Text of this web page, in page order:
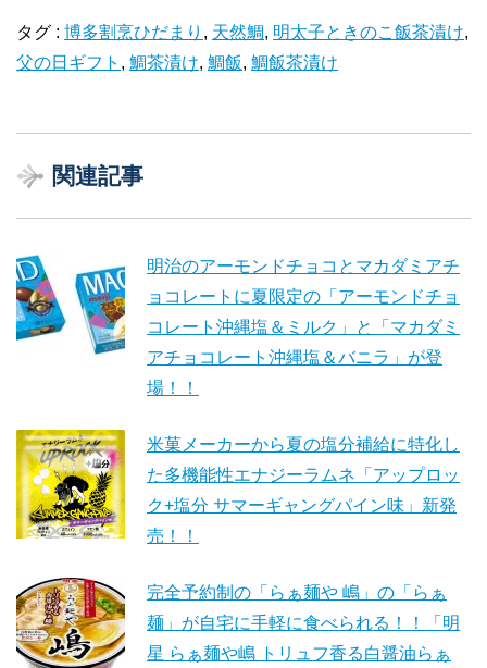
タグ : 博多割烹ひだまり , 天然鯛, 明太子ときのこ飯茶漬け,
父の日ギフト , 鯛茶漬け, 鯛飯, 鯛飯茶漬け
関連記事
明治のアーモンドチョコとマカダミアチ
ョコレートに夏限定の「アーモンドチョ
コレート沖縄塩＆ミルク」と「マカダミ
アチョコレート沖縄塩＆バニラ」が登
場！！
米菓メーカーから夏の塩分補給に特化し
た多機能性エナジーラムネ「アップロッ
ク+塩分 サマーギャングパイン味」新発
売！！
完全予約制の「らぁ麺や 嶋」の「らぁ
麺」が自宅に手軽に食べられる！！「明
星 らぁ麺や嶋 トリュフ香る白醤油らぁ